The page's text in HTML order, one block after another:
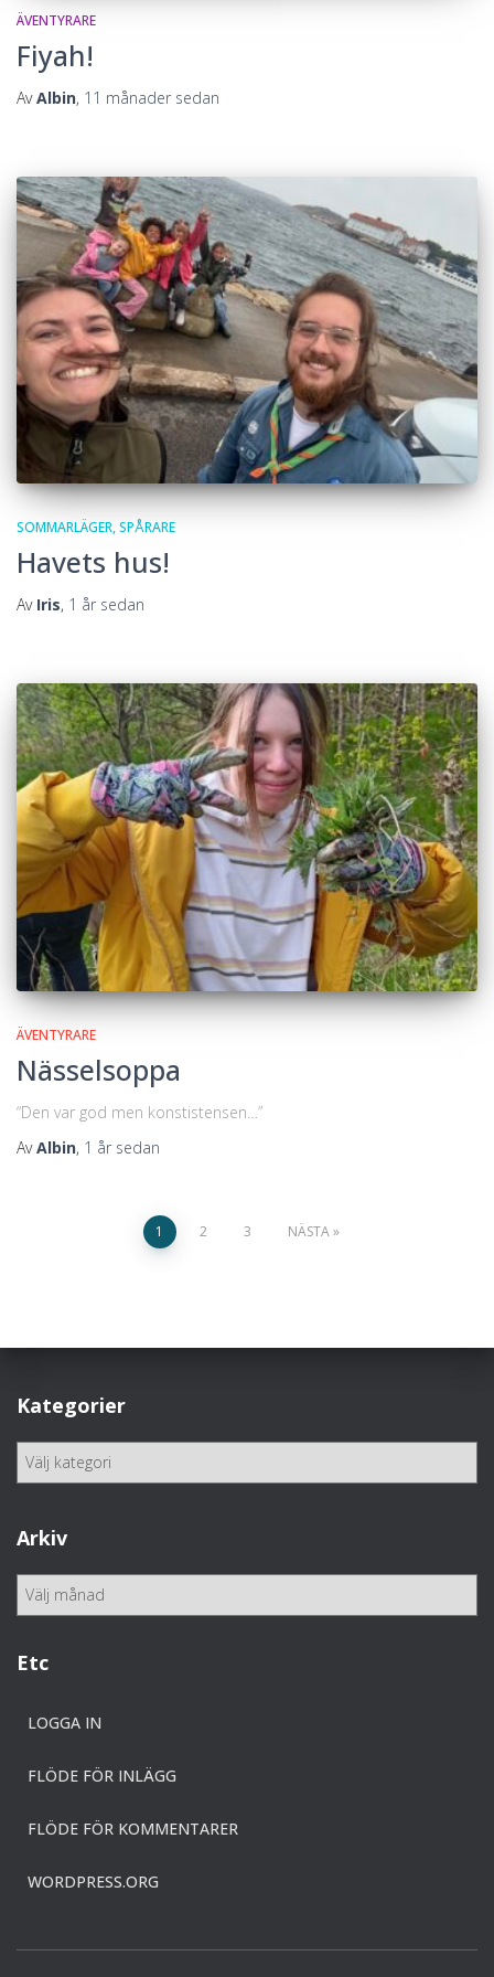
ÄVENTYRARE
Fiyah!
AvAlbin, 11 månader sedan
SOMMARLÄGER SPÅRARE
Havets hus!
Av Iris, 1 år sedan
ÄVENTYRARE
Nässelsoppa
“Den var god men konstistensen…”
AvAlbin, 1 år sedan
Sidnumrering
inlägg
1 2 3 NÄSTA
Kategorier
g
o
i
r
Arkiv
A
iEtc
LOGGA IN
FLÖDE FÖR INLÄGG
FLÖDE FÖR KOMMENTARER
WORDPRESS.ORG